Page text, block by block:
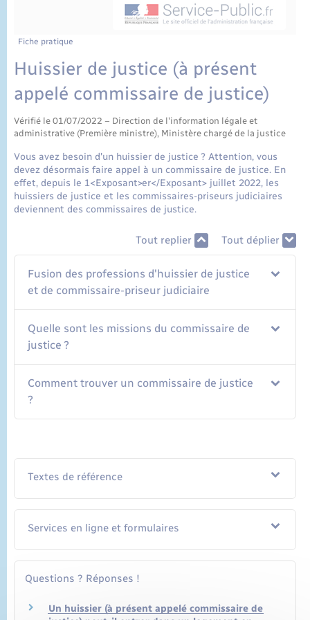
Fiche pratique
Huissier de justice (à présent
appelé commissaire de justice)
Vérifié le 01/07/2022 – Direction de l'information légale et
administrative (Première ministre), Ministère chargé de la justice
Vous avez besoin d'un huissier de justice ? Attention, vous
devez désormais faire appel à un commissaire de justice. En
effet, depuis le 1<Exposant>er</Exposant> juillet 2022, les
huissiers de justice et les commissaires-priseurs judiciaires
deviennent des commissaires de justice.
Tout replier Tout déplier
Fusion des professions d'huissier de justice
et de commissaire-priseur judiciaire
Quelle sont les missions du commissaire de
justice ?
Comment trouver un commissaire de justice
?
Textes de référence
Services en ligne et formulaires
Questions ? Réponses !
Un huissier (à présent appelé commissaire de